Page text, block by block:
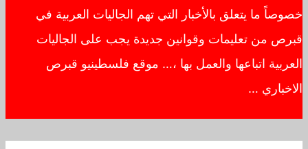
خصوصاً ما يتعلق بالأخبار التي تهم الجاليات العربية في
قبرص من تعليمات وقوانين جديدة يجب على الجاليات
العربية اتباعها والعمل بها ،… موقع فلسطينيو قبرص
الاخباري …